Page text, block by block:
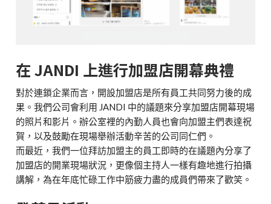
在 JANDI 上進行加盟店開幕典禮
對於連鎖企業而言，開設加盟店是所有員工共同努力後的成
果。我們公司會利用 JANDI 中的議題來分享加盟店開幕現場
的照片和影片。辦公室裡的內勤人員也會向加盟主們表達祝
賀，以及鼓勵在現場舉辦活動辛苦的公司同仁們。
而最近，我們一位拜訪加盟主的員工即時的在議題內分享了
加盟店的開業現場狀況，更像個主持人一樣有趣地進行拍攝
講解，為在年底忙碌工作中筋疲力盡的成員們帶來了歡笑。